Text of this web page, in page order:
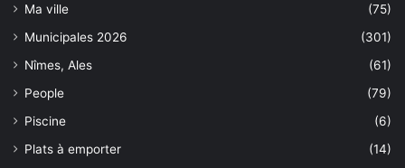
Ma ville
(75)
Municipales 2026
(301)
Nîmes, Ales
(61)
People
(79)
Piscine
(6)
Plats à emporter
(14)